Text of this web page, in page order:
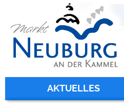
zur Navigation oder
AKTUELLES